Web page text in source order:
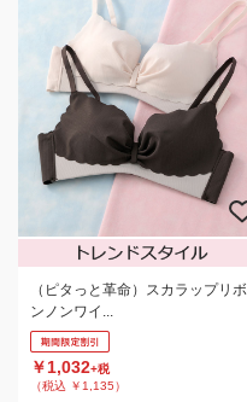
（ピタっと革命）スカラップリボ
ンノンワイ...
￥1,032+税
（税込 ￥1,135）